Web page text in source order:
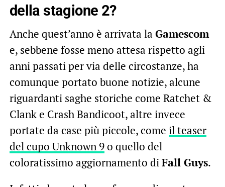
della stagione 2?
Anche quest’anno è arrivata la Gamescom
e, sebbene fosse meno attesa rispetto agli
anni passati per via delle circostanze, ha
comunque portato buone notizie, alcune
riguardanti saghe storiche come Ratchet &
Clank e Crash Bandicoot, altre invece
portate da case più piccole, come il teaser
del cupo Unknown 9o quello del
coloratissimo aggiornamento diFall Guys.